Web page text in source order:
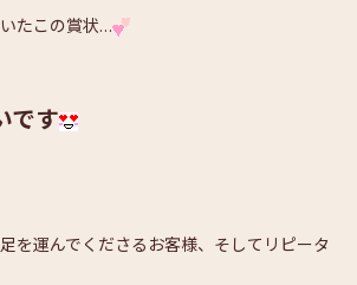
たこの賞状…
です
を運んでくださるお客様、そしてリピータ